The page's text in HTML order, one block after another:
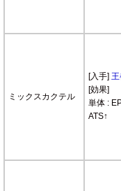
ミックスカクテル
[入手] 王
[効果]
単体 :
ATS↑